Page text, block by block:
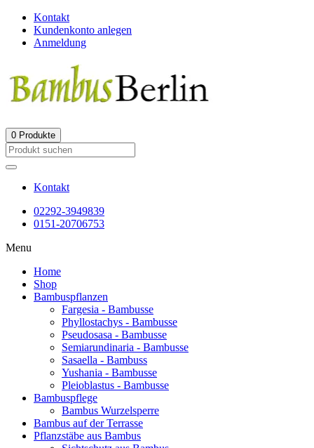
Kontakt
Kundenkonto anlegen
Anmeldung
0 Produkte
Kontakt
02292-3949839
0151-20706753
Menu
Home
Shop
Bambuspflanzen
Fargesia - Bambusse
Phyllostachys - Bambusse
Pseudosasa - Bambusse
Semiarundinaria - Bambusse
Sasaella - Bambuss
Yushania - Bambusse
Pleioblastus - Bambusse
Bambuspflege
Bambus Wurzelsperre
Bambus auf der Terrasse
Pflanzstäbe aus Bambus